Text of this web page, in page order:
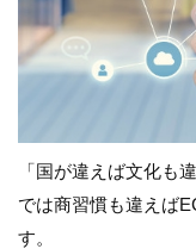
「国が違えば文化も
では商習慣も違えば
す。